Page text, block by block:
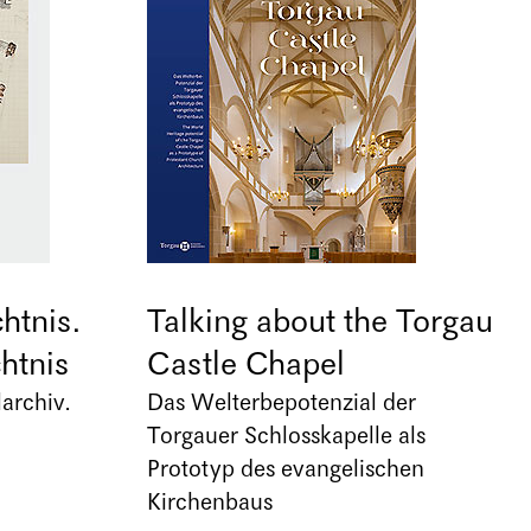
Talking about the Torgau
Castle Chapel
Das Welterbepotenzial der
Torgauer Schlosskapelle als
Prototyp des evangelischen
Kirchenbaus